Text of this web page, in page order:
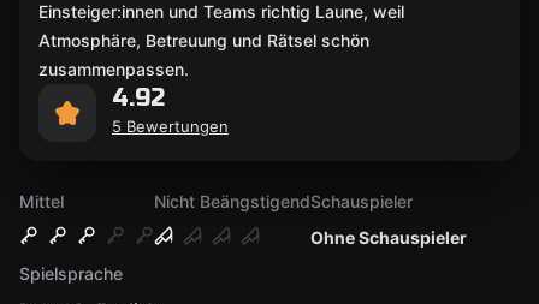
Mittel
Nicht Beängstigend
Ohne Schauspieler
Schauspieler
Spielsprache
Einsteiger:innen und Teams richtig Laune, weil
Atmosphäre, Betreuung und Rätsel schön
zusammenpassen.
4.92
5 Bewertungen